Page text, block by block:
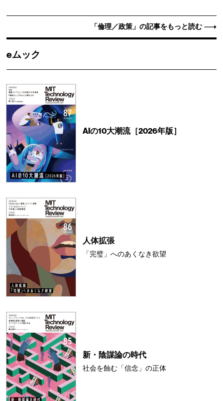
「倫理／政策」の記事をもっと読む
eムック
AIの10大潮流［2026年版］
人体拡張
「完璧」へのあくなき欲望
新・陰謀論の時代
社会を蝕む「信念」の正体